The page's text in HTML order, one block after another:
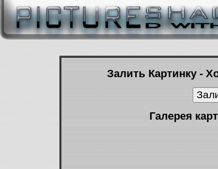
Залить Картинку -
Галерея